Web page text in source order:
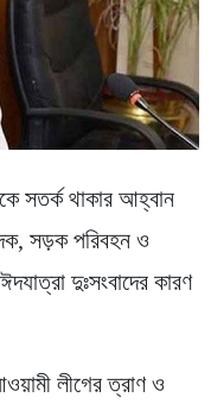
সতর্ক থাকার আহ্বান
সড়ক পরিবহন ও
দুঃসংবাদের কারণ
লীগের ত্রাণ ও